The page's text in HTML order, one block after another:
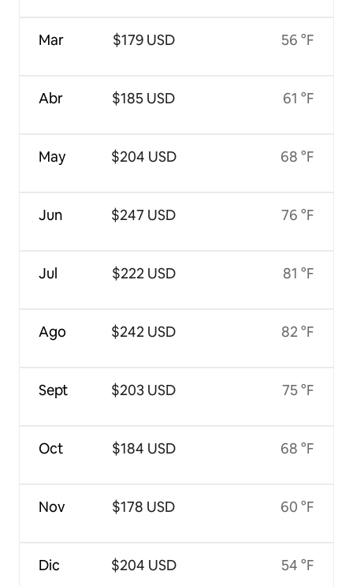
Mar
Abr
May
Jun
Jul
Ago
Sept
Oct
Nov
Dic
$179 USD
$185 USD
$204 USD
$247 USD
$222 USD
$242 USD
$203 USD
$184 USD
$178 USD
$204 USD
56 °F
61 °F
68 °F
76 °F
81 °F
82 °F
75 °F
68 °F
60 °F
54 °F